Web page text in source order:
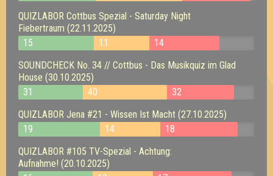
QUIZLABOR Cottbus Spezial - Saturday Night
Fiebertraum (22.11.2025)
15
11
14
SOUNDCHECK No. 34 // Cottbus - Das Musikquiz im Glad
House (30.10.2025)
31
40
32
QUIZLABOR Jena #21 - Wissen Ist Macht (27.10.2025)
19
14
18
QUIZLABOR #105 TV-Spezial - Achtung:
Aufnahme! (20.10.2025)